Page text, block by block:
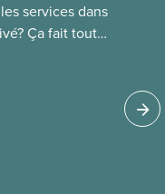
services dans
Ça fait toute